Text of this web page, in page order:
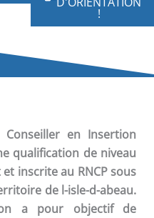
!
en Insertion
qualification de niveau
inscrite au RNCP sous
de l-isle-d-abeau.
a pour objectif de